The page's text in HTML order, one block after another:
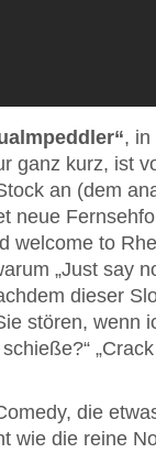
, in
ganz kurz, ist
an (dem
neue
welcome to
„Just say
dieser
stören, wenn
die
wie die reine